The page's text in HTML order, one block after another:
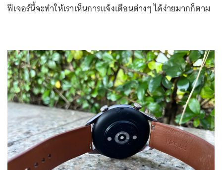
ฟีเจอร์นี้จะทำให้เราเห็นการแจ้งเตือนต่างๆ ได้ง่ายมากก็ตาม